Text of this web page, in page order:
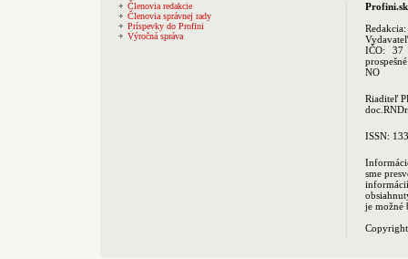
Členovia redakcie
Členovia správnej rady
Príspevky do Profini
Výročná správa
Profini.sk
Redakcia:
IČO: 37
NO
Riaditeľ
ISSN:
sme
je možné